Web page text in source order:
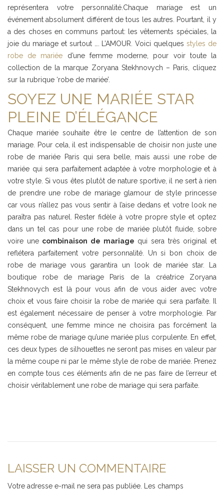
représentera votre personnalité.Chaque mariage est un
événement absolument différent de tous les autres. Pourtant, il y
a des choses en communs partout: les vêtements spéciales, la
joie du mariage et surtout …. L’AMOUR. Voici quelquesstyles de
robe de mariée d’une femme moderne, pour voir toute la
collection de la marque Zoryana Stekhnovych – Paris, cliquez
sur la rubrique ‘robe de mariée’.
SOYEZ UNE MARIÉE STAR
PLEINE D’ÉLÉGANCE
Chaque mariée souhaite être le centre de l’attention de son
mariage. Pour cela, il est indispensable de choisir non juste une
robe de mariée Paris qui sera belle, mais aussi une robe de
mariée qui sera parfaitement adaptée à votre morphologie et à
votre style. Si vous êtes plutôt de nature sportive, il ne sert à rien
de prendre une robe de mariage glamour de style princesse
car vous n’allez pas vous sentir à l’aise dedans et votre look ne
paraîtra pas naturel. Rester fidèle à votre propre style et optez
dans un tel cas pour une robe de mariée plutôt fluide, sobre
voire une combinaison de mariage qui sera très original et
reflétera parfaitement votre personnalité. Un si bon choix de
robe de mariage vous garantira un look de mariée star. La
boutique robe de mariage Paris de la créatrice Zoryana
Stekhnovych est là pour vous afin de vous aider avec votre
choix et vous faire choisir la robe de mariée qui sera parfaite. Il
est également nécessaire de penser à votre morphologie. Par
conséquent, une femme mince ne choisira pas forcément la
même robe de mariage qu’une mariée plus corpulente. En effet,
ces deux types de silhouettes ne seront pas mises en valeur par
la même coupe ni par le même style de robe de mariée. Prenez
en compte tous ces éléments afin de ne pas faire de l’erreur et
choisir véritablement une robe de mariage qui sera parfaite.
LAISSER UN COMMENTAIRE
Votre adresse e-mail ne sera pas publiée.
Les champs